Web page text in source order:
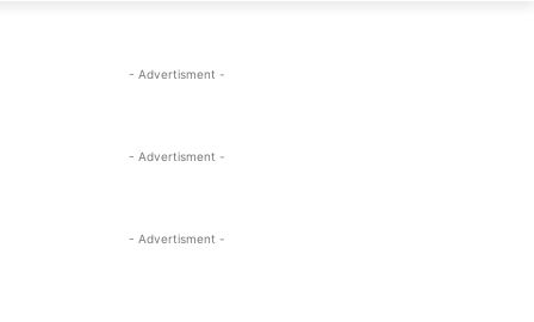
- Advertisment -
- Advertisment -
- Advertisment -